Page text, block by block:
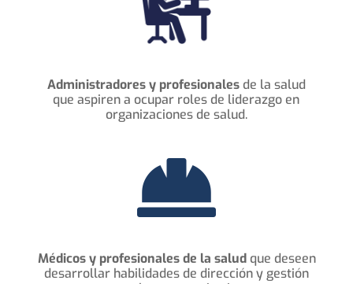
Administradores y profesionalesde la salud
que aspiren a ocupar roles de liderazgo en
organizaciones de salud.

Médicos y profesionales de la saludque deseen
desarrollar habilidades de dirección y gestión